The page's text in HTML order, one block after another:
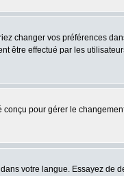
changer vos préférences
être effectué par les
pour gérer le
votre langue. Essayez de